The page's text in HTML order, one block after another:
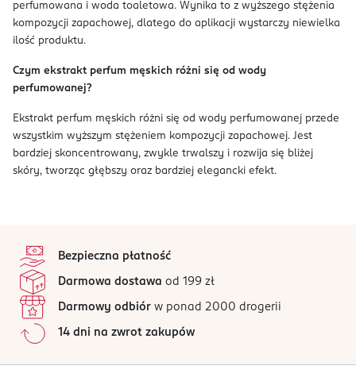
perfumowana i woda toaletowa. Wynika to z wyższego stężenia
kompozycji zapachowej, dlatego do aplikacji wystarczy niewielka
ilość produktu.
Czym ekstrakt perfum męskich różni się od wody
perfumowanej?
Ekstrakt perfum męskich różni się od wody perfumowanej przede
wszystkim wyższym stężeniem kompozycji zapachowej. Jest
bardziej skoncentrowany, zwykle trwalszy i rozwija się bliżej
skóry, tworząc głębszy oraz bardziej elegancki efekt.
Bezpieczna płatność
Darmowa dostawa od 199 zł
Darmowy odbiór w ponad 2000 drogerii
14 dni na zwrot zakupów